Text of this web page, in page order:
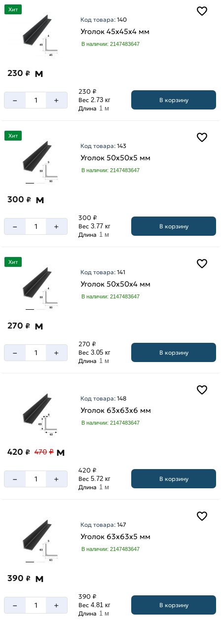
Хит
Код товара:140
Уголок 45х45х4 мм
В наличии: 2147483647
230 ₽ м
– +
230 ₽
Вес 2.73 кг
Длина 1 м
В корзину
Хит
Код товара:143
Уголок 50х50х5 мм
В наличии: 2147483647
300 ₽ м
– +
300 ₽
Вес 3.77 кг
Длина 1 м
В корзину
Хит
Код товара:141
Уголок 50х50х4 мм
В наличии: 2147483647
270 ₽ м
– +
270 ₽
Вес 3.05 кг
Длина 1 м
В корзину
Код товара:148
Уголок 63х63х6 мм
В наличии: 2147483647
420 ₽ 470 ₽ м
– +
420 ₽
Вес 5.72 кг
Длина 1 м
В корзину
Код товара:147
Уголок 63х63х5 мм
В наличии: 2147483647
390 ₽ м
– +
390 ₽
Вес 4.81 кг
Длина 1 м
В корзину